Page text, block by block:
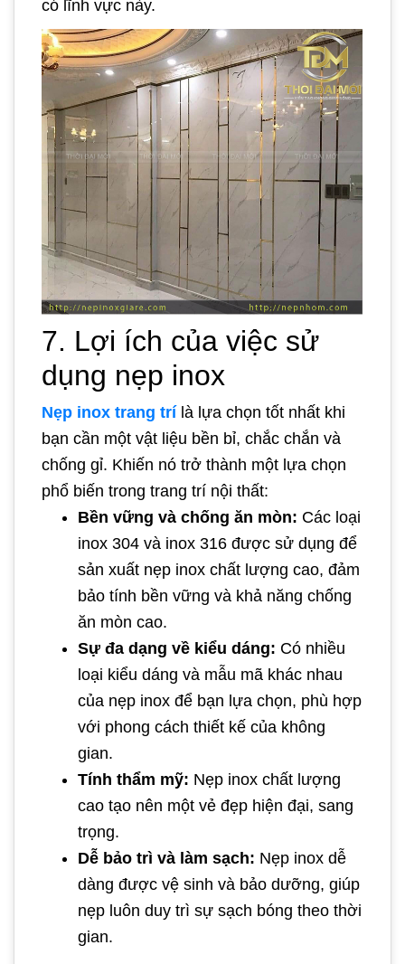
có lĩnh vực này.
7. Lợi ích của việc sử
dụng nẹp inox
Nẹp inox trang trílà lựa chọn tốt nhất khi
bạn cần một vật liệu bền bỉ, chắc chắn và
chống gỉ. Khiến nó trở thành một lựa chọn
phổ biến trong trang trí nội thất:
Bền vững và chống ăn mòn: Các loại
inox 304 và inox 316 được sử dụng để
sản xuất nẹp inox chất lượng cao, đảm
bảo tính bền vững và khả năng chống
ăn mòn cao.
Sự đa dạng về kiểu dáng: Có nhiều
loại kiểu dáng và mẫu mã khác nhau
của nẹp inox để bạn lựa chọn, phù hợp
với phong cách thiết kế của không
gian.
Tính thẩm mỹ: Nẹp inox chất lượng
cao tạo nên một vẻ đẹp hiện đại, sang
trọng.
Dễ bảo trì và làm sạch: Nẹp inox dễ
dàng được vệ sinh và bảo dưỡng, giúp
nẹp luôn duy trì sự sạch bóng theo thời
gian.